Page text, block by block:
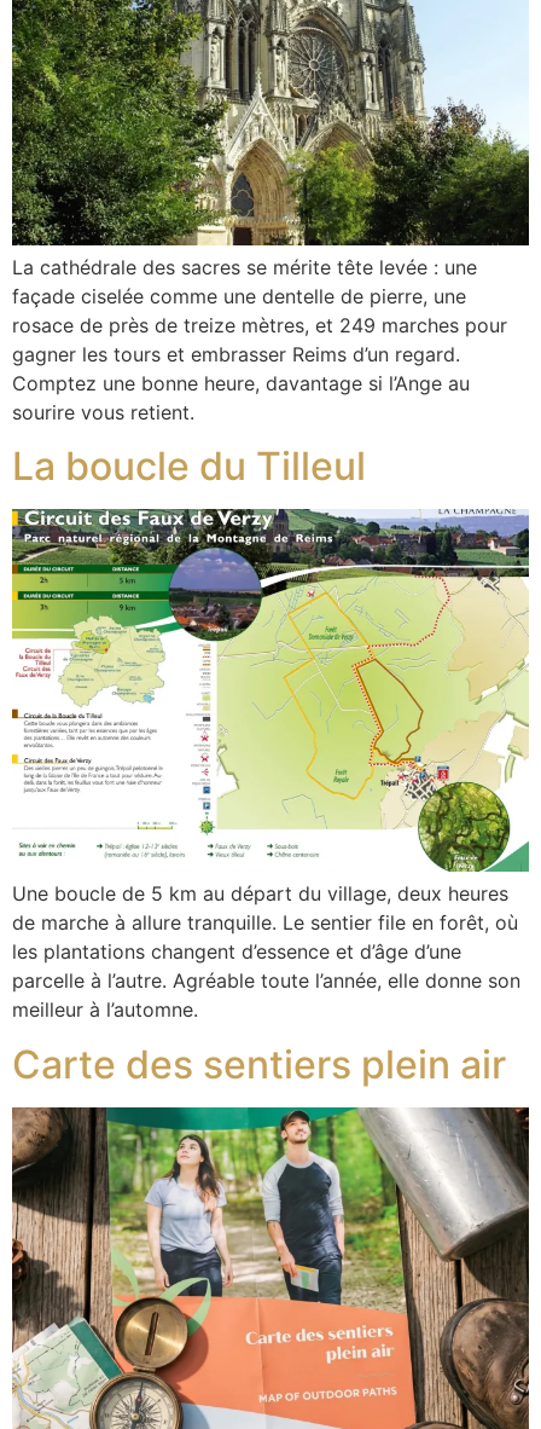
La cathédrale des sacres se mérite tête levée : une
façade ciselée comme une dentelle de pierre, une
rosace de près de treize mètres, et 249 marches pour
gagner les tours et embrasser Reims d’un regard.
Comptez une bonne heure, davantage si l’Ange au
sourire vous retient.
La boucle du Tilleul
Une boucle de 5 km au départ du village, deux heures
de marche à allure tranquille. Le sentier file en forêt, où
les plantations changent d’essence et d’âge d’une
parcelle à l’autre. Agréable toute l’année, elle donne son
meilleur à l’automne.
Carte des sentiers plein air